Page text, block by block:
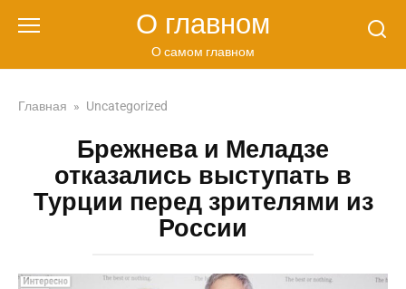
О главном
О самом главном
Главная » Uncategorized
Брежнева и Меладзе
отказались выступать в
Турции перед зрителями из
России